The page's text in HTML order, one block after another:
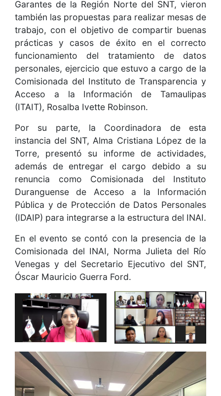
Garantes de la Región Norte del SNT, vieron
también las propuestas para realizar mesas de
trabajo, con el objetivo de compartir buenas
prácticas y casos de éxito en el correcto
funcionamiento del tratamiento de datos
personales, ejercicio que estuvo a cargo de la
Comisionada del Instituto de Transparencia y
Acceso a la Información de Tamaulipas
(ITAIT), Rosalba Ivette Robinson.
Por su parte, la Coordinadora de esta
instancia del SNT, Alma Cristiana López de la
Torre, presentó su informe de actividades,
además de entregar el cargo debido a su
renuncia como Comisionada del Instituto
Duranguense de Acceso a la Información
Pública y de Protección de Datos Personales
(IDAIP) para integrarse a la estructura del INAI.
En el evento se contó con la presencia de la
Comisionada del INAI, Norma Julieta del Río
Venegas y del Secretario Ejecutivo del SNT,
Óscar Mauricio Guerra Ford.